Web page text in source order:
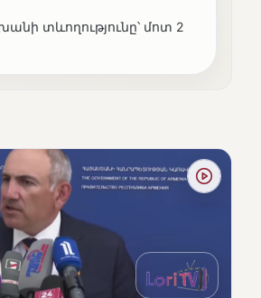
տևողությունը՝ մոտ 2